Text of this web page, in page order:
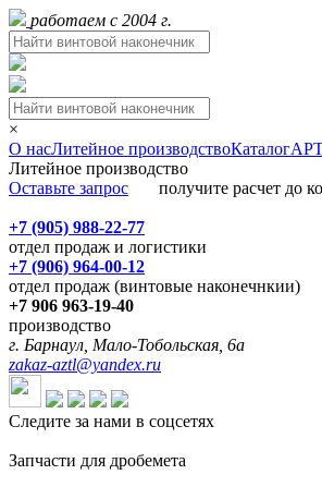
работаем с 2004 г.
×
О насЛитейное производствоКаталог
Литейное производство
Оставьте запрос получите расчет до
+7 (905) 988-22-77
отдел продаж и логистики
+7 (906) 964-00-12
отдел продаж (винтовые наконечнкии)
+7 906 963-19-40
производство
г. Барнаул, Мало-Тобольская, 6а
zakaz-aztl@yandex.ru
Следите за нами в соцсетях
Запчасти для дробемета